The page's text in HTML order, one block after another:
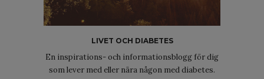
LIVET OCH DIABETES
En inspirations- och informationsblogg för dig
som lever med eller nära någon med diabetes.